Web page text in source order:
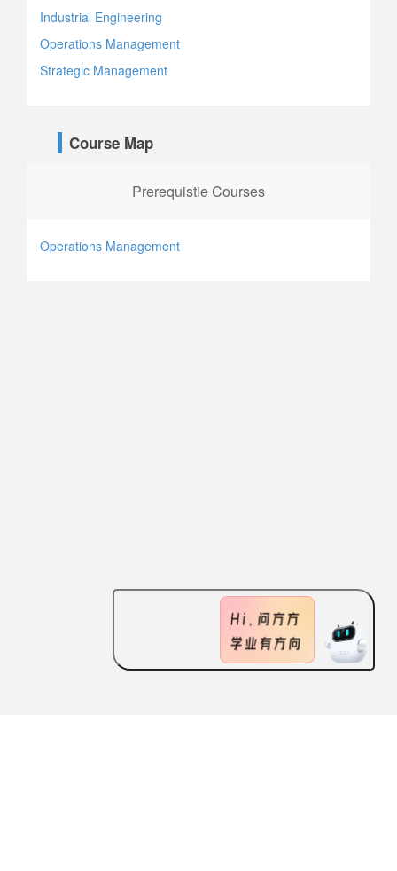
Industrial Engineering
Operations Management
Strategic Management
Course Map
Prerequistie Courses
Operations Management